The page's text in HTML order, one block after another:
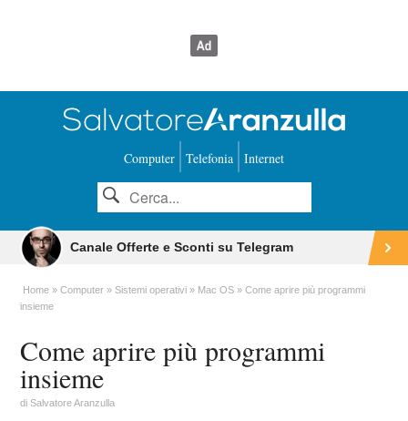
Computer Telefonia Internet
Canale Offerte e Sconti su Telegram
Home Computer Sistemi operativi Mac OS
Come aprire più programmi
insieme
Come aprire più programmi
insieme
diSalvatore Aranzulla